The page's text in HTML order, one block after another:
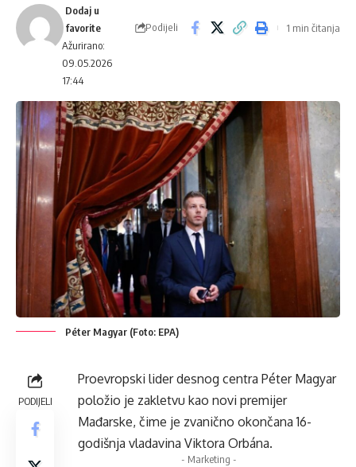
Ažurirano:
09.05.2026
17:44
Podijeli 1 min čitanja
Péter Magyar (Foto: EPA)
PODIJELI
Proevropski lider desnog centra Péter Magyar
položio je zakletvu kao novi premijer
Mađarske, čime je zvanično okončana 16-
godišnja vladavina Viktora Orbána.
- Marketing -